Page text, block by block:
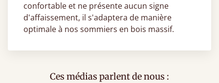
confortable et ne présente aucun signe
d'affaissement, il s'adaptera de manière
optimale à nos sommiers en bois massif.
Ces médias parlent de nous :